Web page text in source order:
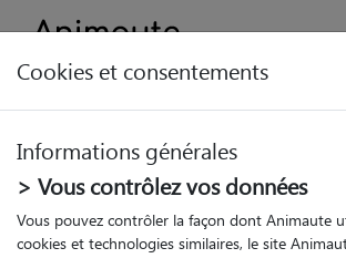
Cookies et consentements
Informations générales
> Vous contrôlez vos données
Vous pouvez contrôler la façon dont Animaute
cookies et technologies similaires, le site